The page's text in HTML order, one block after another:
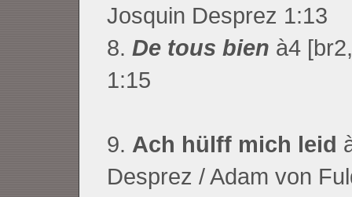
Josquin Desprez 1:13
8. De tous bien à4
1:15
9. Ach hülff mich leid
Desprez / Adam von